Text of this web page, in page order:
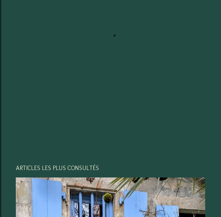
ARTICLES LES PLUS CONSULTÉS